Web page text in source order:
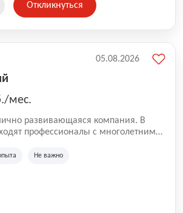
Откликнуться
мес.
развивающаяся компания. В
профессионалы с многолетним
а накопленный опыт позволяют
Не важно
05.08.2026